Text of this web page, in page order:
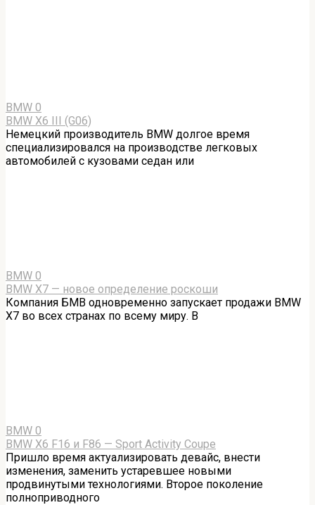
BMW 0
BMW X6 III (G06)
Немецкий производитель BMW долгое время
специализировался на производстве легковых
автомобилей с кузовами седан или
BMW 0
BMW X7 — новое определение роскоши
Компания БМВ одновременно запускает продажи BMW
X7 во всех странах по всему миру. В
BMW 0
BMW X6 F16 и F86 — Sport Activity Coupe
Пришло время актуализировать девайс, внести
изменения, заменить устаревшее новыми
продвинутыми технологиями. Второе поколение
полноприводного